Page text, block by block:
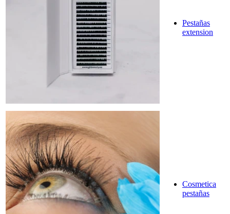
Pestañas
extension
Cosmetica
pestañas